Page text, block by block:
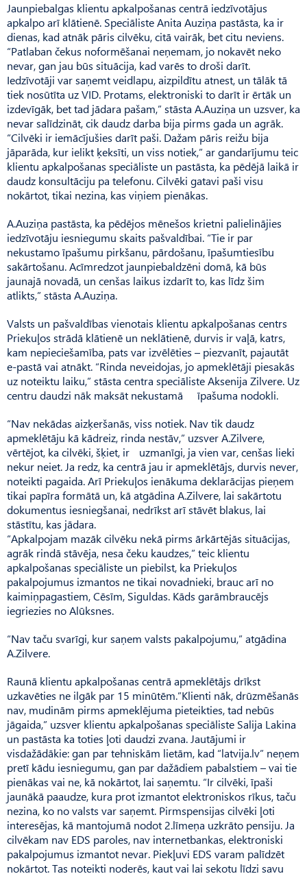
Jaunpiebalgas klientu apkalpošanas centrā iedzīvotājus
apkalpo arī klātienē. Speciāliste Anita Auziņa pastāsta, ka ir
dienas, kad atnāk pāris cilvēku, citā vairāk, bet citu neviens.
“Patlaban čekus noformēšanai neņemam, jo nokavēt neko
nevar, gan jau būs situ­ācija, kad varēs to droši darīt.
Iedzīvotāji var saņemt veidlapu, aizpildītu atnest, un tālāk tā
tiek nosūtīta uz VID. Protams, elektroniski to darīt ir ērtāk un
izdevīgāk, bet tad jādara pašam,” stāsta A.Auziņa un uzsver, ka
nevar salīdzināt, cik daudz darba bija pirms gada un agrāk.
“Cilvēki ir iemācījušies darīt paši. Dažam pāris reižu bija
jāparāda, kur ielikt ķeksīti, un viss notiek,” ar gandarījumu teic
klientu apkalpošanas speci­āliste un pastāsta, ka pēdējā laikā ir
daudz konsultāciju pa telefonu. Cilvēki gatavi paši visu
nokārtot, tikai nezina, kas viņiem pienākas.
A.Auziņa pastāsta, ka pēdējos mēnešos krietni palielinājies
iedzīvotāju iesniegumu skaits paš­valdībai. “Tie ir par
nekustamo īpašumu pirkšanu, pārdošanu, īpašumtiesību
sakārtošanu. Acīm­redzot jaunpiebaldzēni domā, kā būs
jaunajā novadā, un cenšas laikus izdarīt to, kas līdz šim
atlikts,” stāsta A.Auziņa.
Valsts un pašvaldības vienotais klientu apkalpošanas centrs
Priekuļos strādā klātienē un neklātienē, durvis ir vaļā, katrs,
kam nepieciešamība, pats var izvēlēties – piezvanīt, pajautāt
e-pastā vai atnākt. “Rinda neveidojas, jo apmeklētāji piesakās
uz noteiktu laiku,” stāsta centra speciāliste Aksenija Zilvere. Uz
centru daudzi nāk maksāt nekustamā īpašuma nodokli.
“Nav nekādas aizķeršanās, viss notiek. Nav tik daudz
apmeklētāju kā kādreiz, rinda nestāv,” uzsver A.Zilvere,
vērtējot, ka cilvēki, šķiet, ir uzmanīgi, ja vien var, cenšas lieki
nekur neiet. Ja redz, ka centrā jau ir apmeklētājs, durvis never,
noteikti pagaida. Arī Priekuļos ienākuma deklarācijas pieņem
tikai papīra formātā un, kā atgādina A.Zilvere, lai sakārtotu
dokumentus iesniegšanai, nedrīkst arī stāvēt blakus, lai
stāstītu, kas jādara.
“Apkalpojam mazāk cilvēku nekā pirms ārkārtējās situācijas,
agrāk rindā stāvēja, nesa čeku kaudzes,” teic klientu
apkalpošanas speciāliste un piebilst, ka Priekuļos
pakalpojumus izmantos ne tikai novadnieki, brauc arī no
kaimiņpagastiem, Cēsīm, Siguldas. Kāds garāmbraucējs
iegriezies no Alūksnes.
“Nav taču svarīgi, kur saņem valsts pakalpojumu,” atgādina
A.Zilvere.
Raunā klientu apkalpošanas centrā apmeklētājs drīkst
uzkavēties ne ilgāk par 15 minūtēm.”Klienti nāk, drūzmēšanās
nav, mudinām pirms apmeklējuma pieteikties, tad nebūs
jāgaida,” uzsver klientu apkalpošanas speciāliste Salija Lakina
un pastāsta ka toties ļoti daudzi zvana. Jautājumi ir
visdažādākie: gan par tehniskām lietām, kad “latvija.lv” neņem
pretī kādu iesniegumu, gan par dažādiem pabalstiem – vai tie
pienākas vai ne, kā nokārtot, lai saņemtu. “Ir cilvēki, īpaši
jaunākā paaudze, kura prot izmantot elektroniskos rīkus, taču
nezina, ko no valsts var saņemt. Pirmspensijas cilvēki ļoti
interesējas, kā mantojumā nodot 2.līmeņa uzkrāto pensiju. Ja
cilvēkam nav EDS paroles, nav internetbankas, elektroniski
pakalpojumus izmantot nevar. Piekļuvi EDS varam palīdzēt
nokārtot. Tas noteikti noderēs, kaut vai lai sekotu līdzi savu